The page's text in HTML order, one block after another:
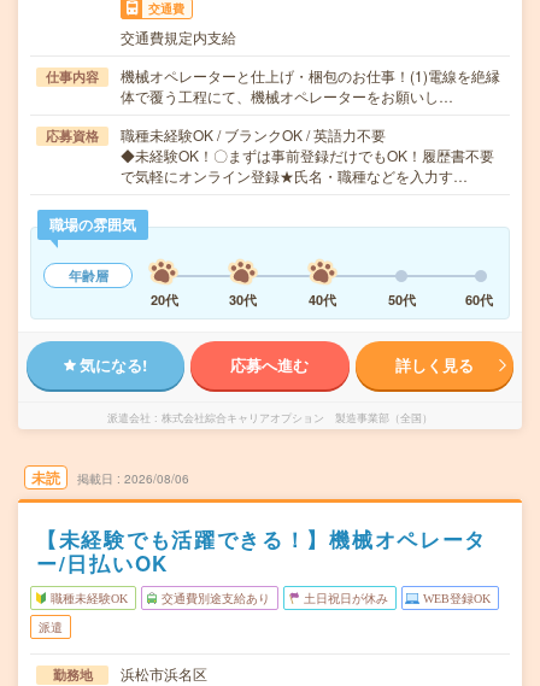
交通費
交通費規定内支給
仕事内容
機械オペレーターと仕上げ・梱包のお仕事！(1)電線を絶縁
体で覆う工程にて、機械オペレーターをお願いし…
応募資格
職種未経験OK / ブランクOK / 英語力不要
◆未経験OK！〇まずは事前登録だけでもOK！履歴書不要
で気軽にオンライン登録★氏名・職種などを入力す…
職場の雰囲気
年齢層
20代
30代 40代 50代 60代
気になる! 応募へ進む 詳しく見る
派遣会社 株式会社綜合キャリアオプション 製造事業部（全国）
未読 掲載日 2026/08/06
【未経験でも活躍できる！】機械オペレータ
ー/日払いOK
職種未経験OK 交通費別途支給あり 土日祝日が休み WEB登録OK
派遣
勤務地
浜松市浜名区